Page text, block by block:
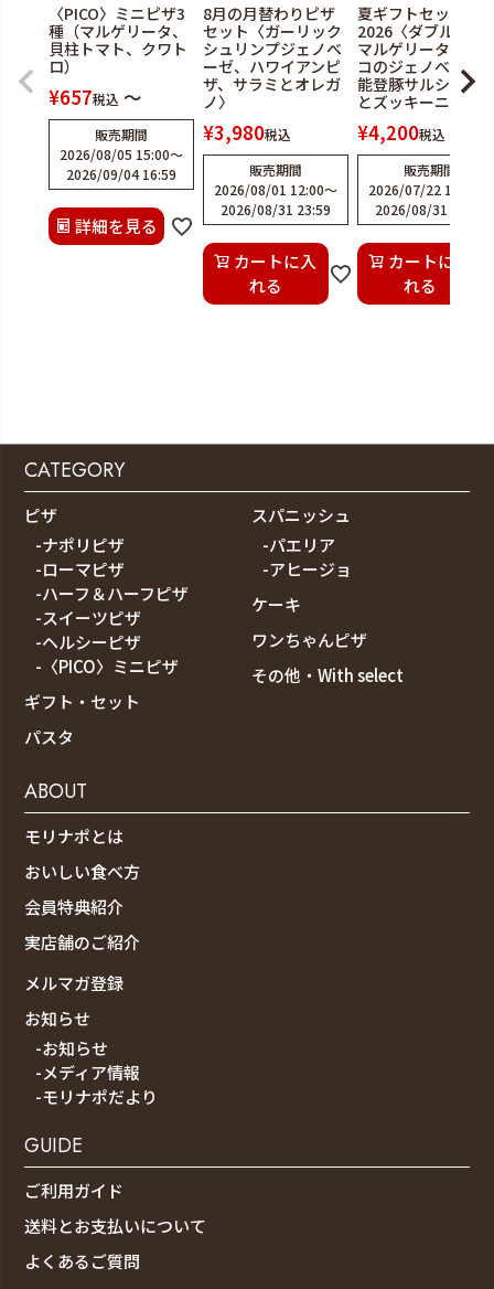
〈PICO〉ミニピザ3
種（マルゲリータ、
貝柱トマト、クワト
ロ）
¥657税込 〜
販売期間
2026/08/05 15:00〜
2026/09/04 16:59
詳細を見る
8月の月替わりピザ
セット〈ガーリック
シュリンプジェノベ
ーゼ、ハワイアンピ
ザ、サラミとオレガ
ノ〉
¥3,980税込
販売期間
2026/08/01 12:00〜
2026/08/31 23:59
カートに入
れる
夏ギフトセット
2026〈ダブルチー
マルゲリータ、水
コのジェノベーゼ
能登豚サルシッチ
とズッキーニ〉
¥4,200税込
販売期間
2026/07/22 12:00
2026/08/31 23:59
カートに入
れる
CATEGORY
ピザ
-ナポリピザ
-ローマピザ
-ハーフ＆ハーフピザ
-スイーツピザ
-ヘルシーピザ
-〈PICO〉ミニピザ
ギフト・セット
パスタ
スパニッシュ
-パエリア
-アヒージョ
ケーキ
ワンちゃんピザ
その他・With select
ABOUT
モリナポとは
おいしい食べ方
会員特典紹介
実店舗のご紹介
メルマガ登録
お知らせ
-お知らせ
-メディア情報
-モリナポだより
GUIDE
ご利用ガイド
送料とお支払いについて
よくあるご質問